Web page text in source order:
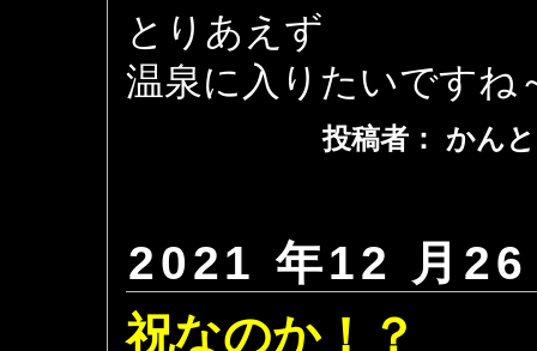
とりあえず
温泉に入りたいですね
投稿者： かん
2021 年12 月
祝なのか！？